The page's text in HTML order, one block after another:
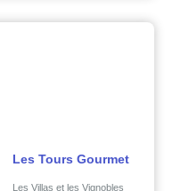
Les Tours Gourmet
Les Villas et les Vignobles